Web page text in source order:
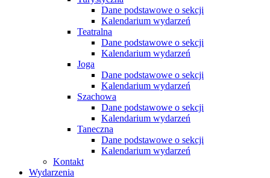
Dane podstawowe o sekcji
Kalendarium wydarzeń
Teatralna
Dane podstawowe o sekcji
Kalendarium wydarzeń
Joga
Dane podstawowe o sekcji
Kalendarium wydarzeń
Szachowa
Dane podstawowe o sekcji
Kalendarium wydarzeń
Taneczna
Dane podstawowe o sekcji
Kalendarium wydarzeń
Kontakt
Wydarzenia